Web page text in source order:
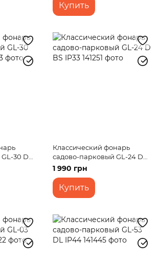
Купить
30 DL
Классический фонарь
садово-парковый GL-24 D
BS IP33
1 990 грн
Купить